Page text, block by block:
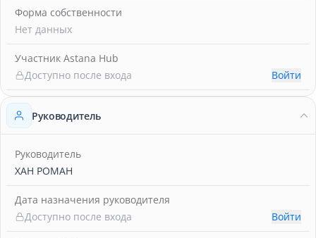
Форма собственности
Нет данных
Участник Astana Hub
Доступно после входа
Войти
Руководитель
Руководитель
ХАН РОМАН
Дата назначения руководителя
Доступно после входа
Войти